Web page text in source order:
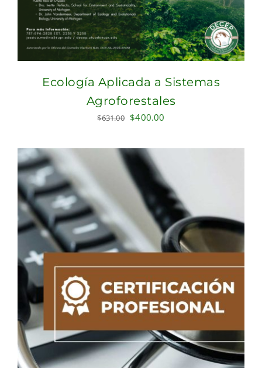
Ecología Aplicada a Sistemas
Agroforestales
$631.00 Original
was:
$631.00.
$400.00
is: